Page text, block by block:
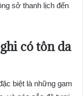
sở thanh lịch đến
có tôn da
biệt là những gam